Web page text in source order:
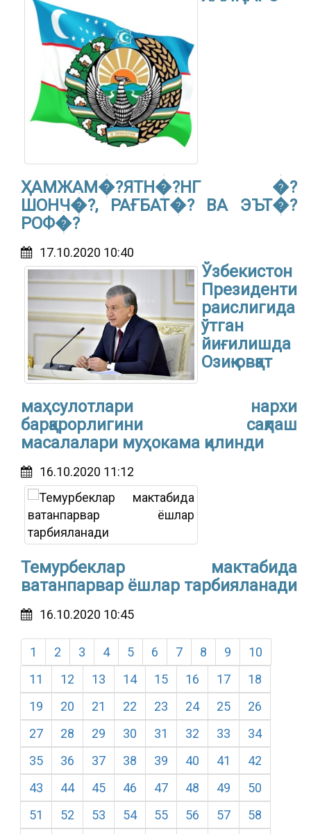
ҲАМЖАМ�?ЯТН�?НГ �?
ШОНЧ�?, РАҒБАТ�? ВА ЭЪТ�?
РОФ�?
17.10.2020 10:40
Ўзбекистон
Президенти
раислигида
ўтган
йиғилишда
Озиқ-овқат
маҳсулотлари нархи
барқарорлигини сақлаш
масалалари муҳокама қилинди
16.10.2020 11:12
Темурбеклар мактабида
ватанпарвар ёшлар тарбияланади
16.10.2020 10:45
1 2 3 4 5 6 7 8 9
10
11
12 13 14 15 16 17
18
19
20 21 22 23 24 25
26
27
28 29 30 31 32 33
34
35
36 37 38 39 40 41
42
43
44 45 46 47 48 49
50
51
52 53 54 55 56 57
58